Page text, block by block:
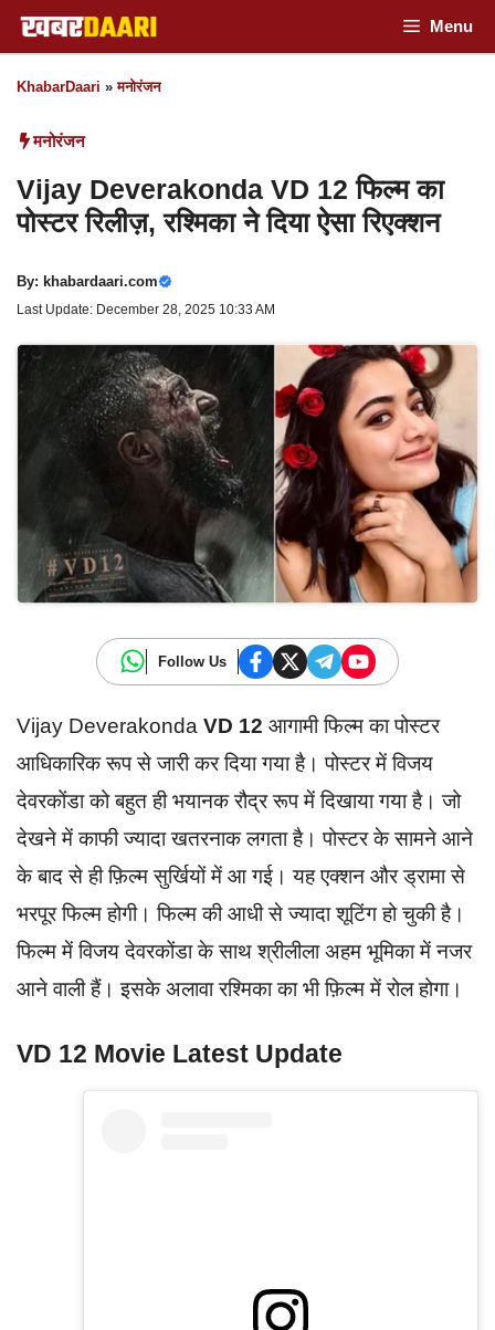
Skip
to
content
Menu
KhabarDaari »मनोरंजन
मनोरंजन
Vijay Deverakonda VD 12 फिल्म का
पोस्टर रिलीज़, रश्मिका ने दिया ऐसा रिएक्शन
By: khabardaari.com
Last Update: December 28, 2025 10:33 AM
Follow Us
Vijay Deverakonda VD 12 आगामी फिल्म का पोस्टर
आधिकारिक रूप से जारी कर दिया गया है। पोस्टर में विजय
देवरकोंडा को बहुत ही भयानक रौद्र रूप में दिखाया गया है। जो
देखने में काफी ज्यादा खतरनाक लगता है। पोस्टर के सामने आने
के बाद से ही फ़िल्म सुर्खियों में आ गई। यह एक्शन और ड्रामा से
भरपूर फिल्म होगी। फिल्म की आधी से ज्यादा शूटिंग हो चुकी है।
फिल्म में विजय देवरकोंडा के साथ श्रीलीला अहम भूमिका में नजर
आने वाली हैं। इसके अलावा रश्मिका का भी फ़िल्म में रोल होगा।
VD 12 Movie Latest Update